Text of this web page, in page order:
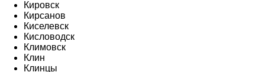
Кировск
Кирсанов
Киселевск
Кисловодск
Климовск
Клин
Клинцы